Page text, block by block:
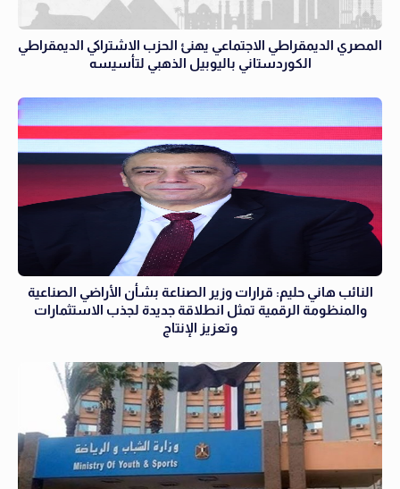
المصري الديمقراطي الاجتماعي يهنئ الحزب الاشتراكي الديمقراطي
الكوردستاني باليوبيل الذهبي لتأسيسه
النائب هاني حليم: قرارات وزير الصناعة بشأن الأراضي الصناعية
والمنظومة الرقمية تمثل انطلاقة جديدة لجذب الاستثمارات
وتعزيز الإنتاج